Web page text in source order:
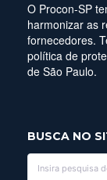
O Procon-SP
harmonizar as
fornecedores.
política de
de São Paulo.
BUSCA NO